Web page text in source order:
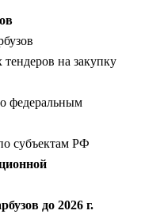
на закупку
федеральным
субъектам РФ
до 2026 г.